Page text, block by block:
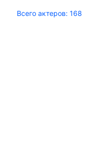
Всего актеров: 168